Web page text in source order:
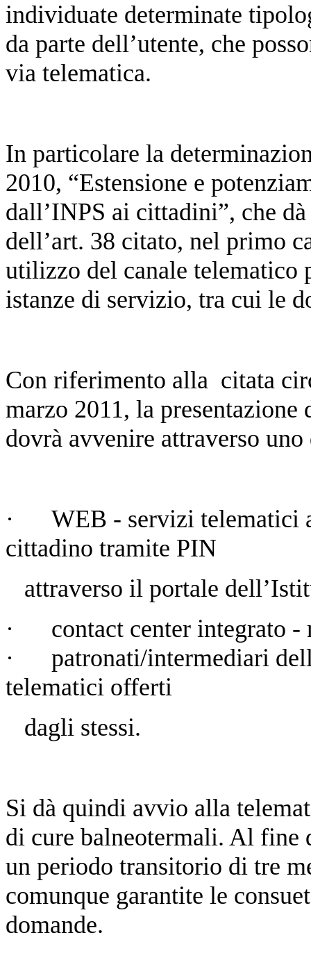
individuate determinate
da parte dell’utente, che
via telematica.
In particolare la
2010, “Estensione e
dall’INPS ai cittadini”, che
dell’art. 38 citato, nel primo
utilizzo del canale telematico
istanze di servizio, tra cui le
Con riferimento alla citata
marzo 2011, la
dovrà avvenire attraverso
·
WEB - servizi telematici
cittadino tramite PIN
attraverso il portale
·
contact center integrato
·
patronati/intermediari
telematici offerti
dagli stessi.
Si dà quindi avvio alla
di cure balneotermali. Al
un periodo transitorio di tre
comunque garantite le
domande.